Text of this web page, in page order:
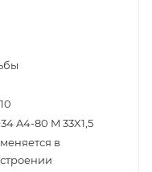
10
A4-80 M 33X1,5
в